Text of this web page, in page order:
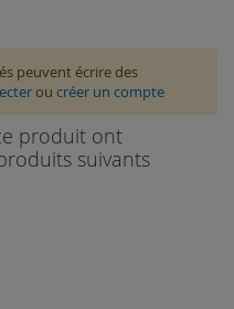
peuvent écrire des
ou créer un compte
produit ont
suivants